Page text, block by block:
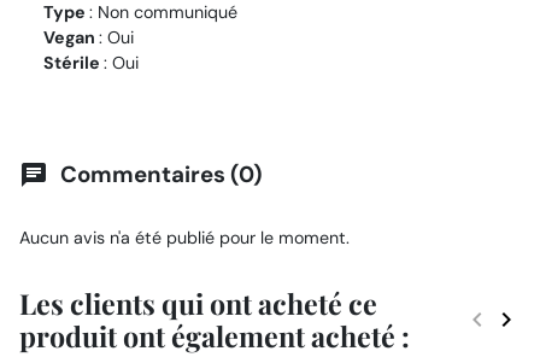
Type : Non communiqué
Vegan : Oui
Stérile : Oui
chat Commentaires (0)
Aucun avis n'a été publié pour le moment.
Les clients qui ont acheté ce
produit ont également acheté :
keyboard_arrow_left keyboard_arrow_right